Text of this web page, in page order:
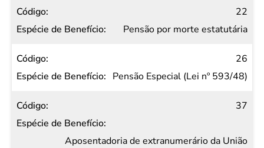
22
Pensão por morte estatutária
26
Pensão Especial (Lei nº 593/48)
37
Aposentadoria de extranumerário da União